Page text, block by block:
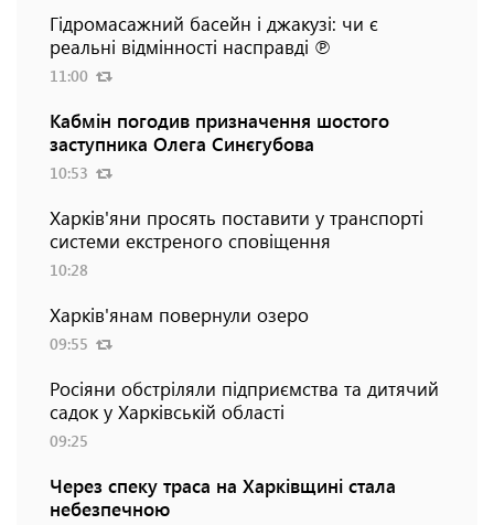
Гідромасажний басейн і джакузі: чи є
реальні відмінності насправді ℗
11:00
Кабмін погодив призначення шостого
заступника Олега Синєгубова
10:53
Харків'яни просять поставити у транспорті
системи екстреного сповіщення
10:28
Харків'янам повернули озеро
09:55
Росіяни обстріляли підприємства та дитячий
садок у Харківській області
09:25
Через спеку траса на Харківщині стала
небезпечною